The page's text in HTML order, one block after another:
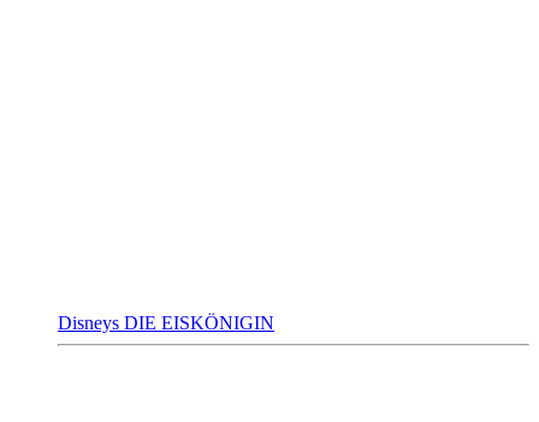
Disneys DIE EISKÖNIGIN